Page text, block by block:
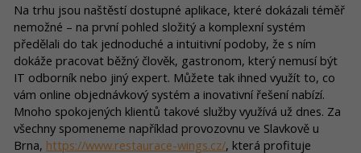
Na trhu jsou naštěstí dostupné aplikace, které dokázali téměř
nemožné – na první pohled složitý a komplexní systém
předělali do tak jednoduché a intuitivní podoby, že s ním
dokáže pracovat běžný člověk, gastronom, který nemusí být
IT odborník nebo jiný expert. Můžete tak ihned využít to, co
vám online objednávkový systém a inovativní řešení nabízí.
Mnoho spokojených klientů takové služby využívá už dnes. Za
všechny spomeneme například provozovnu ve Slavkově u
Brna, https://www.restaurace-wings.cz/, která profituje